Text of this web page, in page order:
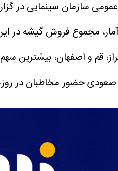
در این ماه به رقم ۲۴ میلیارد
و اصفهان، بیشترین
حضور مخاطبان در